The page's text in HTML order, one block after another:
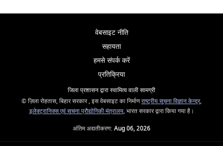
वेबसाइट नीति
सहायता
हमसे संपर्क करें
प्रतिक्रिया
जिला प्रशासन द्वारा स्वामित्व वाली सामग्री
© ज़िला रोहतास, बिहार सरकार , इस वेबसाइट का निर्माणराष्ट्रीय सूचना विज्ञान केन्द्र,
इलेक्ट्रानिक्स एवं सूचना प्रौद्योगिकी मंत्रालय, भारत सरकार द्वारा किया गया है।
अंतिम अद्यतीकरण: Aug 06, 2026